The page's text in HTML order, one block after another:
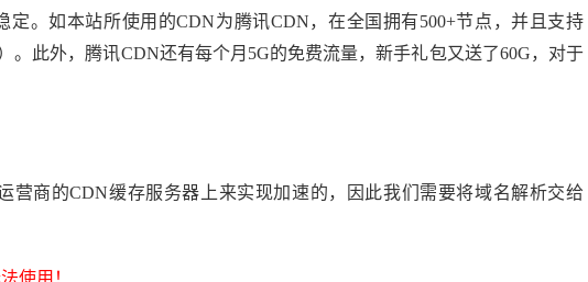
。如本站所使用的CDN为腾讯CDN，在全国拥有500+节点，并且支持
。此外，腾讯CDN还有每个月5G的免费流量，新手礼包又送了60G，对于
营商的CDN缓存服务器上来实现加速的，因此我们需要将域名解析交给
使用！